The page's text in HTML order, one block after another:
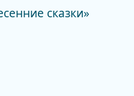
сказки»